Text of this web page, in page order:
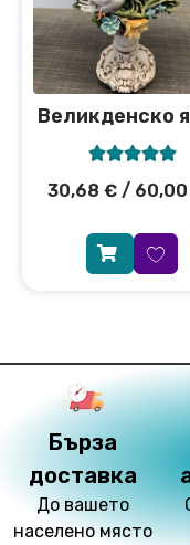
Великденско

30,68 €/ 60,00
Бърза
доставка
До вашето
населено място